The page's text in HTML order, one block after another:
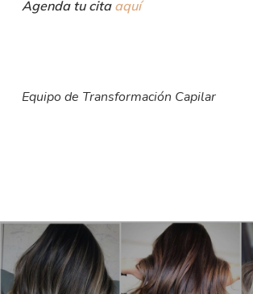
Agenda tu cita aquí
Equipo de Transformación Capilar